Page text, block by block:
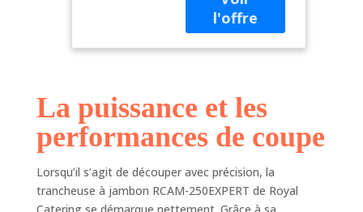
250 mm,
affûteur)
spécial - Ø 25 cm
Épaisseur de coupe
0-12 mm - Affûteur
x 43 cm
La puissance et les
performances de coupe
Lorsqu’il s’agit de découper avec précision, la
trancheuse à jambon RCAM-250EXPERT de Royal